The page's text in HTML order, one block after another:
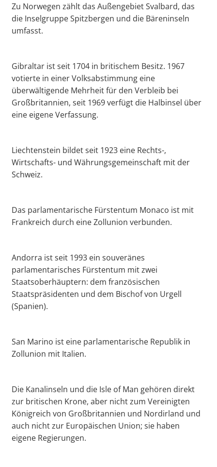
Zu Norwegen zählt das Außengebiet Svalbard, das
die Inselgruppe Spitzbergen und die Bäreninseln
umfasst.
Gibraltar ist seit 1704 in britischem Besitz. 1967
votierte in einer Volksabstimmung eine
überwältigende Mehrheit für den Verbleib bei
Großbritannien, seit 1969 verfügt die Halbinsel über
eine eigene Verfassung.
Liechtenstein bildet seit 1923 eine Rechts-,
Wirtschafts- und Währungsgemeinschaft mit der
Schweiz.
Das parlamentarische Fürstentum Monaco ist mit
Frankreich durch eine Zollunion verbunden.
Andorra ist seit 1993 ein souveränes
parlamentarisches Fürstentum mit zwei
Staatsoberhäuptern: dem französischen
Staatspräsidenten und dem Bischof von Urgell
(Spanien).
San Marino ist eine parlamentarische Republik in
Zollunion mit Italien.
Die Kanalinseln und die Isle of Man gehören direkt
zur britischen Krone, aber nicht zum Vereinigten
Königreich von Großbritannien und Nordirland und
auch nicht zur Europäischen Union; sie haben
eigene Regierungen.